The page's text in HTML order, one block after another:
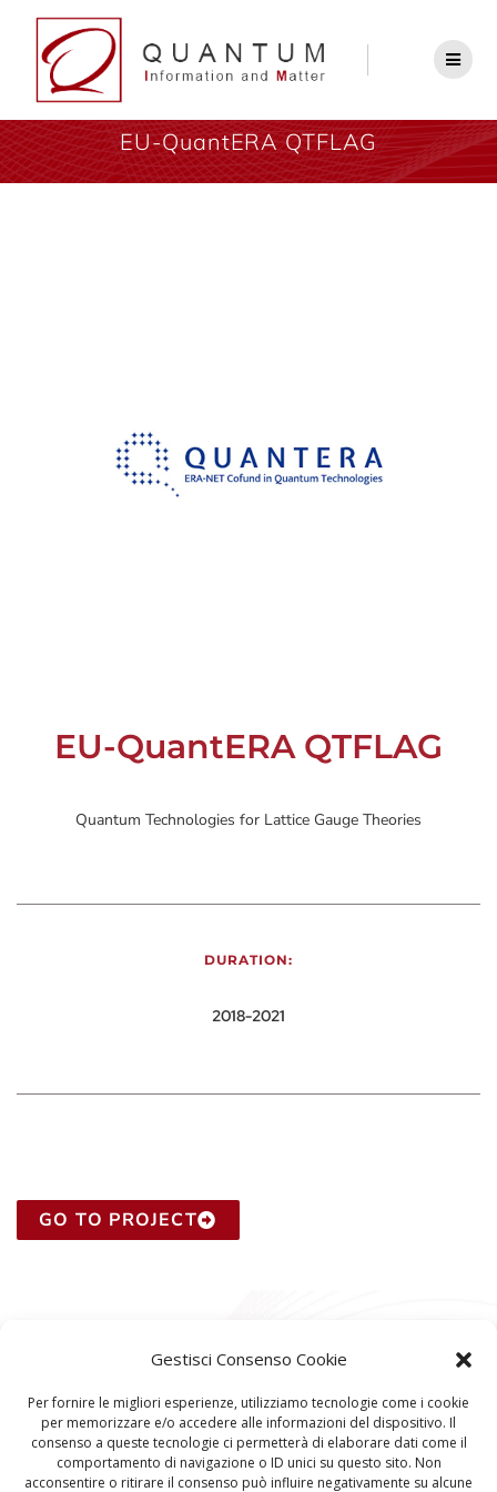
Gestisci Consenso Cookie
Per fornire le migliori esperienze, utilizziamo tecnologie come i cookie
per memorizzare e/o accedere alle informazioni del dispositivo. Il
consenso a queste tecnologie ci permetterà di elaborare dati come il
comportamento di navigazione o ID unici su questo sito. Non
acconsentire o ritirare il consenso può influire negativamente su alcune
EU-QuantERA QTFLAG
EU-QuantERA QTFLAG
Quantum Technologies for Lattice Gauge Theories
DURATION:
2018-2021
GO TO PROJECT